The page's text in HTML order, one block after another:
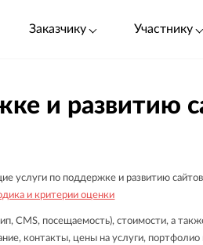
Заказчику Участнику
и развитию
услуги по поддержке и развитию
и критерии оценки
CMS, посещаемость), стоимости, а
контакты, цены на услуги,